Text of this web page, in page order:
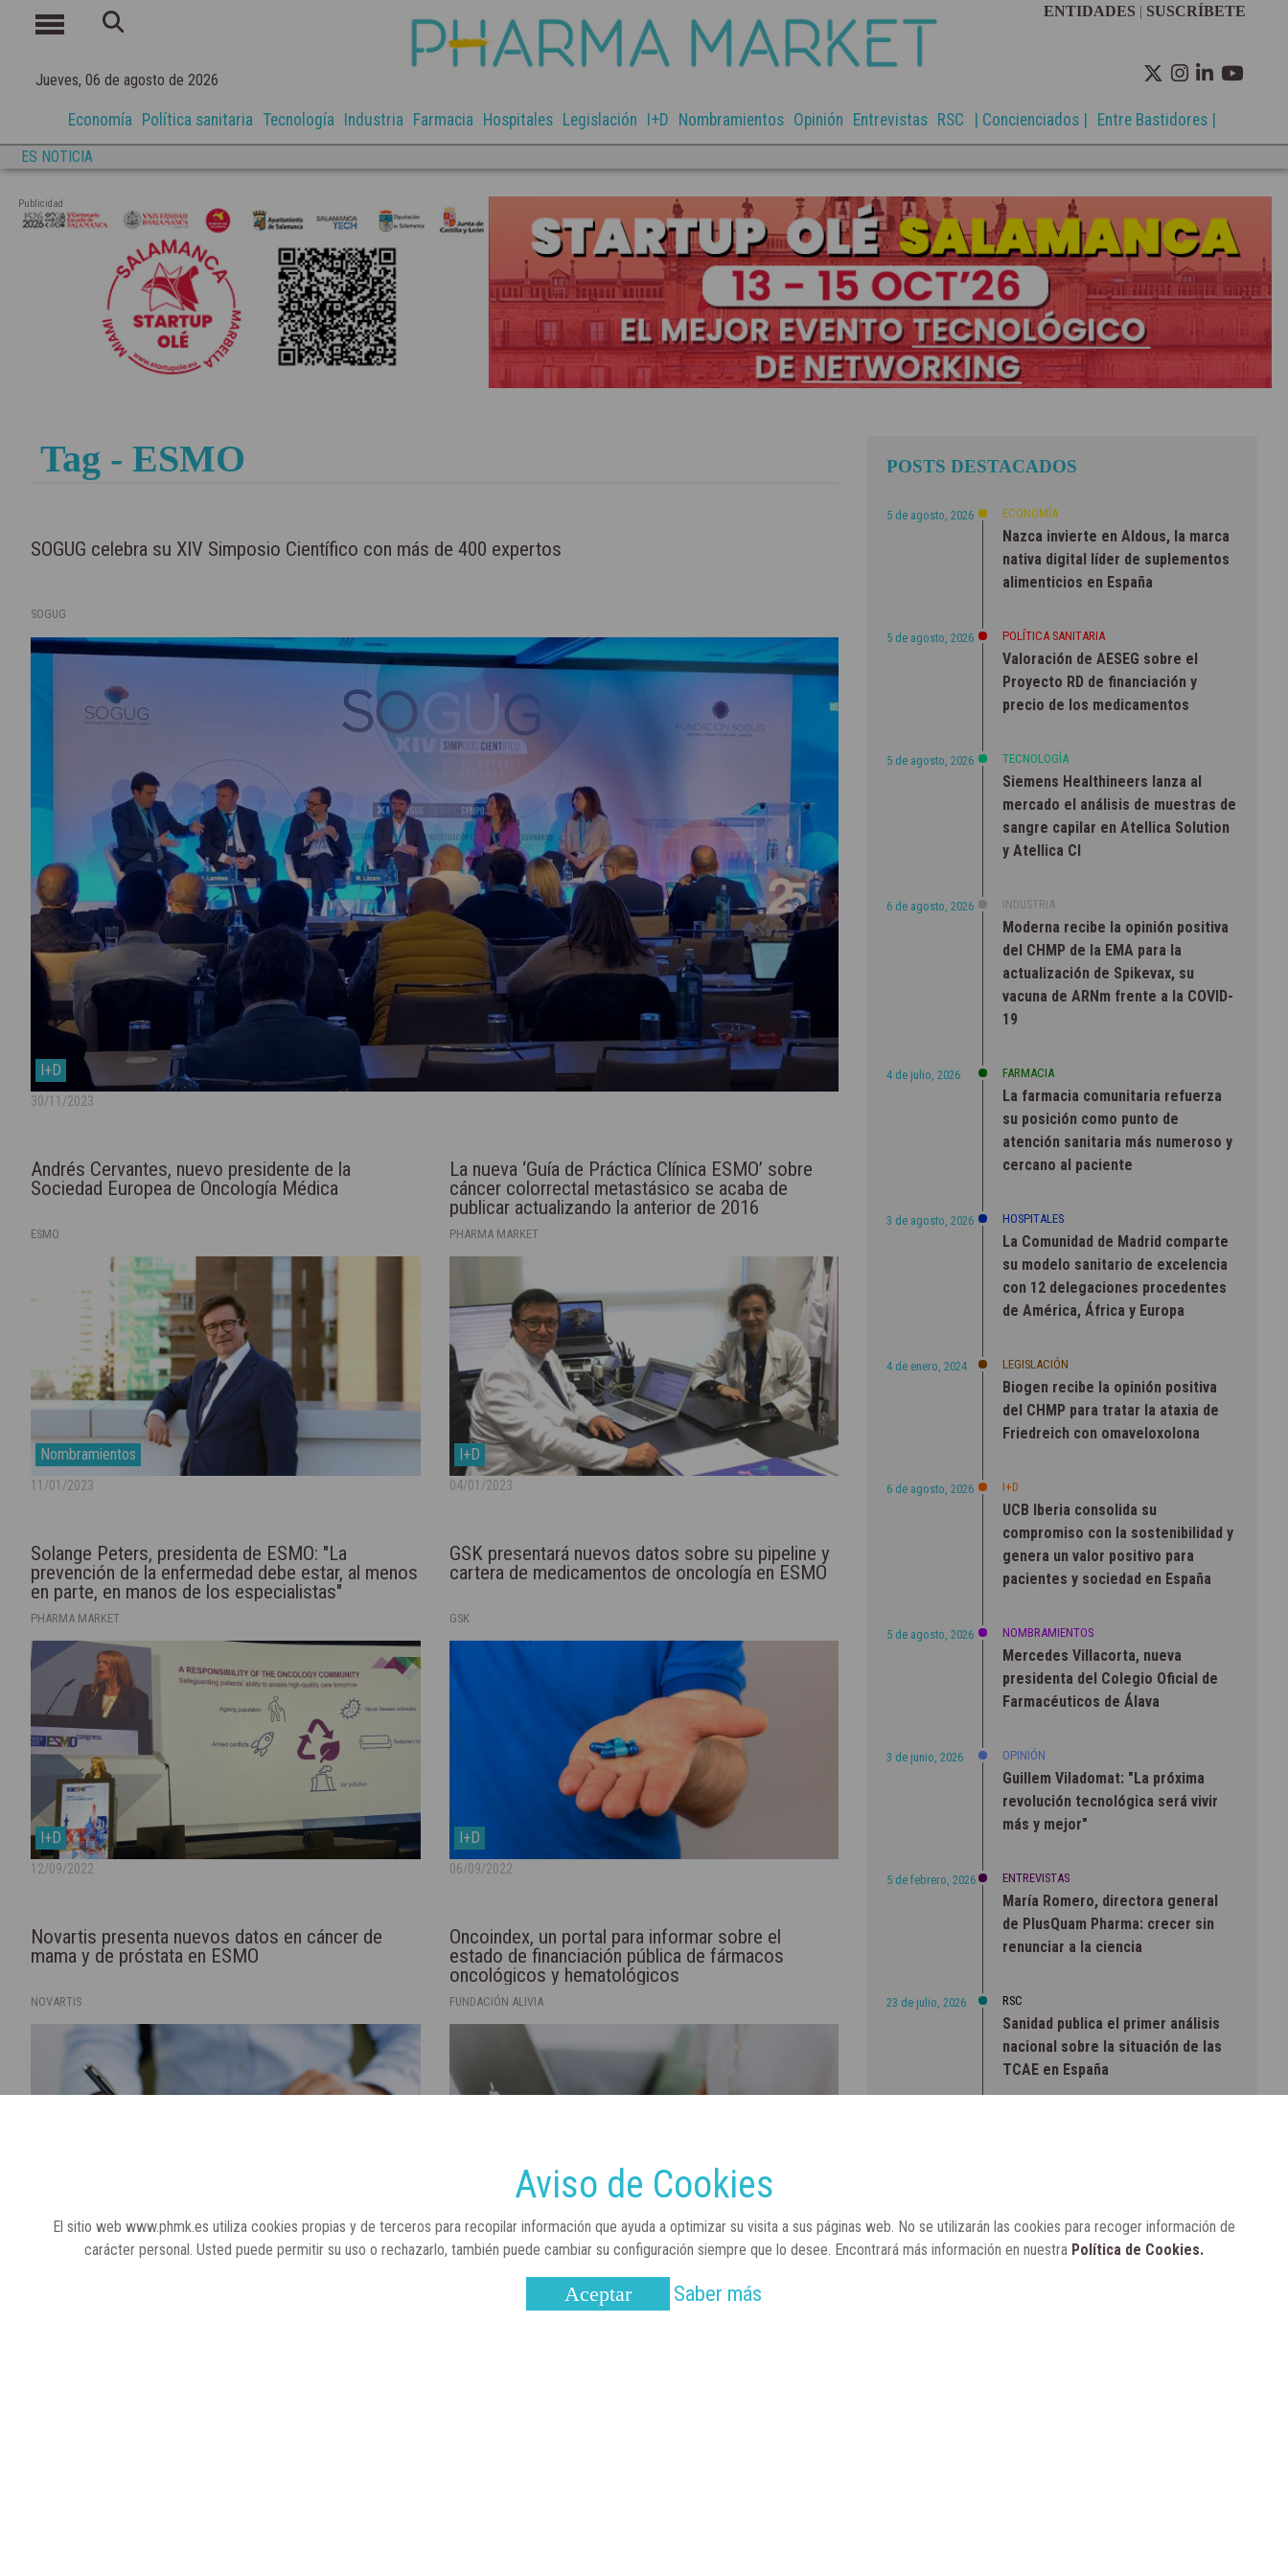
Jueves, 06 de agosto de 2026
ENTIDADES | SUSCRÍBETE
Economía Política sanitaria Tecnología Industria Farmacia Hospitales Legislación I+D Nombramientos Opinión Entrevistas RSC | Concienciados | Entre Bastidores |
ES NOTICIA
Publicidad
Tag - ESMO
SOGUG celebra su XIV Simposio Científico con más de 400 expertos
SOGUG
I+D
30/11/2023
Andrés Cervantes, nuevo presidente de la
Sociedad Europea de Oncología Médica
ESMO
Nombramientos
11/01/2023
La nueva ‘Guía de Práctica Clínica ESMO’ sobre
cáncer colorrectal metastásico se acaba de
publicar actualizando la anterior de 2016
PHARMA MARKET
I+D
04/01/2023
Solange Peters, presidenta de ESMO: "La
prevención de la enfermedad debe estar, al menos
en parte, en manos de los especialistas"
PHARMA MARKET
I+D
12/09/2022
GSK presentará nuevos datos sobre su pipeline y
cartera de medicamentos de oncología en ESMO
GSK
I+D
06/09/2022
Novartis presenta nuevos datos en cáncer de
mama y de próstata en ESMO
NOVARTIS
I+D
01/09/2022
Oncoindex, un portal para informar sobre el
estado de financiación pública de fármacos
oncológicos y hematológicos
FUNDACIÓN ALIVIA
RSC
16/08/2022
POSTS DESTACADOS
5 de agosto, 2026 ECONOMÍA
Nazca invierte en Aldous, la marca
nativa digital líder de suplementos
alimenticios en España
5 de agosto, 2026 POLÍTICA SANITARIA
Valoración de AESEG sobre el
Proyecto RD de financiación y
precio de los medicamentos
5 de agosto, 2026 TECNOLOGÍA
Siemens Healthineers lanza al
mercado el análisis de muestras de
sangre capilar en Atellica Solution
y Atellica CI
6 de agosto, 2026 INDUSTRIA
Moderna recibe la opinión positiva
del CHMP de la EMA para la
actualización de Spikevax, su
vacuna de ARNm frente a la COVID-
19
4 de julio, 2026 FARMACIA
La farmacia comunitaria refuerza
su posición como punto de
atención sanitaria más numeroso y
cercano al paciente
3 de agosto, 2026 HOSPITALES
La Comunidad de Madrid comparte
su modelo sanitario de excelencia
con 12 delegaciones procedentes
de América, África y Europa
4 de enero, 2024 LEGISLACIÓN
Biogen recibe la opinión positiva
del CHMP para tratar la ataxia de
Friedreich con omaveloxolona
6 de agosto, 2026 I+D
UCB Iberia consolida su
compromiso con la sostenibilidad y
genera un valor positivo para
pacientes y sociedad en España
5 de agosto, 2026 NOMBRAMIENTOS
Mercedes Villacorta, nueva
presidenta del Colegio Oficial de
Farmacéuticos de Álava
3 de junio, 2026 OPINIÓN
Guillem Viladomat: "La próxima
revolución tecnológica será vivir
más y mejor"
5 de febrero, 2026 ENTREVISTAS
María Romero, directora general
de PlusQuam Pharma: crecer sin
renunciar a la ciencia
23 de julio, 2026 RSC
Sanidad publica el primer análisis
nacional sobre la situación de las
TCAE en España
25 de marzo, 2023 ENTRE BASTIDORES
Real Academia Nacional de
Aviso de Cookies
El sitio web www.phmk.es utiliza cookies propias y de terceros para recopilar información que ayuda a optimizar su visita a sus páginas web. No se utilizarán las cookies para recoger información de
carácter personal. Usted puede permitir su uso o rechazarlo, también puede cambiar su configuración siempre que lo desee. Encontrará más información en nuestra Política de Cookies.
Aceptar Saber más